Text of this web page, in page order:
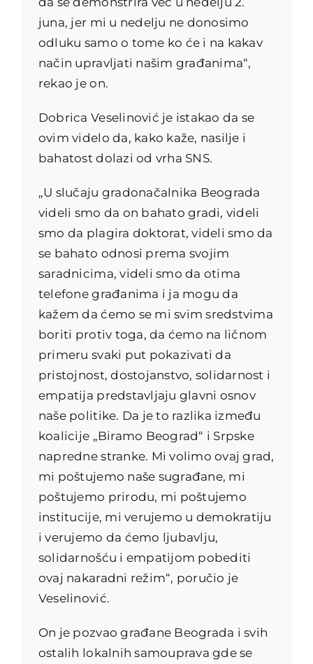
juna, jer mi u nedelju ne donosimo
odluku samo o tome ko će i na kakav
način upravljati našim građanima“,
rekao je on.
Dobrica Veselinović je istakao da se
ovim videlo da, kako kaže, nasilje i
bahatost dolazi od vrha SNS.
„U slučaju gradonačalnika Beograda
videli smo da on bahato gradi, videli
smo da plagira doktorat, videli smo da
se bahato odnosi prema svojim
saradnicima, videli smo da otima
telefone građanima i ja mogu da
kažem da ćemo se mi svim sredstvima
boriti protiv toga, da ćemo na ličnom
primeru svaki put pokazivati da
pristojnost, dostojanstvo, solidarnost i
empatija predstavljaju glavni osnov
naše politike. Da je to razlika između
koalicije „Biramo Beograd“ i Srpske
napredne stranke. Mi volimo ovaj grad,
mi poštujemo naše sugrađane, mi
poštujemo prirodu, mi poštujemo
institucije, mi verujemo u demokratiju
i verujemo da ćemo ljubavlju,
solidarnošću i empatijom pobediti
ovaj nakaradni režim“, poručio je
Veselinović.
On je pozvao građane Beograda i svih
ostalih lokalnih samouprava gde se